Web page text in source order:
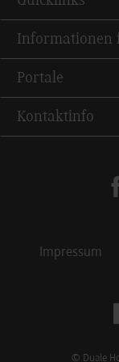
Informationen
Portale
Kontaktinfo
Impressum
© Duale